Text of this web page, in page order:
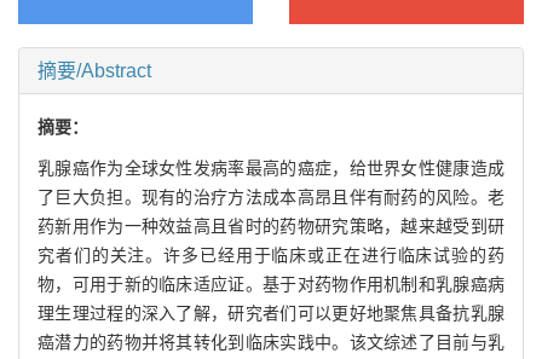
摘要/Abstract
摘要：
乳腺癌作为全球女性发病率最高的癌症，给世界女性健康造成
了巨大负担。现有的治疗方法成本高昂且伴有耐药的风险。老
药新用作为一种效益高且省时的药物研究策略，越来越受到研
究者们的关注。许多已经用于临床或正在进行临床试验的药
物，可用于新的临床适应证。基于对药物作用机制和乳腺癌病
理生理过程的深入了解，研究者们可以更好地聚焦具备抗乳腺
癌潜力的药物并将其转化到临床实践中。该文综述了目前与乳